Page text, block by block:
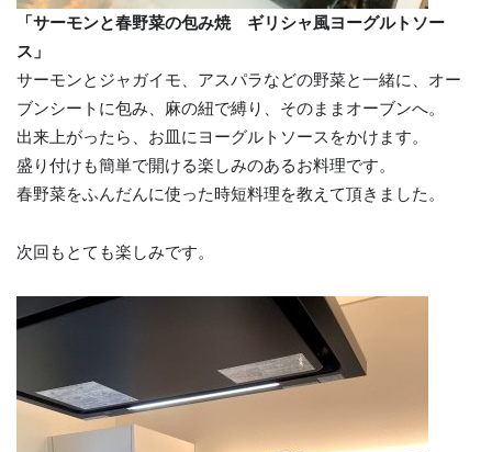
「サーモンと春野菜の包み焼 ギリシャ風ヨーグルトソー
ス」
サーモンとジャガイモ、アスパラなどの野菜と一緒に、オー
ブンシートに包み、麻の紐で縛り、そのままオーブンへ。
出来上がったら、お皿にヨーグルトソースをかけます。
盛り付けも簡単で開ける楽しみのあるお料理です。
春野菜をふんだんに使った時短料理を教えて頂きました。
次回もとても楽しみです。